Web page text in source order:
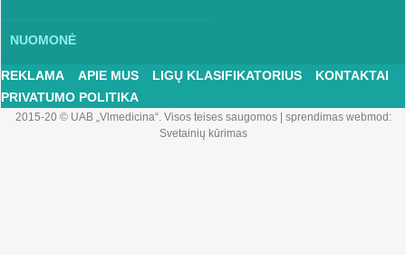
NUOMONĖ
REKLAMA APIE MUS LIGŲ KLASIFIKATORIUS
KONTAKTAI
PRIVATUMO POLITIKA
2015-20 © UAB „Vlmedicina“. Visos teises saugomos| sprendimas webmod:
Svetainių kūrimas